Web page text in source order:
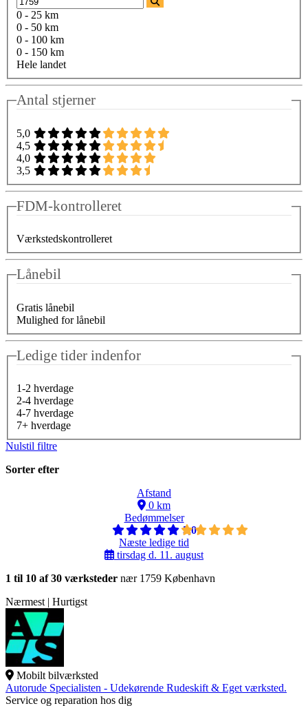
0 - 25 km
0 - 50 km
0 - 100 km
0 - 150 km
Hele landet
Antal stjerner
5,0
4,5
4,0
3,5
FDM-kontrolleret
Værkstedskontrolleret
Lånebil
Gratis lånebil
Mulighed for lånebil
Ledige tider indenfor
1-2 hverdage
2-4 hverdage
4-7 hverdage
7+ hverdage
Nulstil filtre
Sorter efter
Afstand
0 km
Bedømmelser
5,0
Næste ledige tid
tirsdag d. 11. august
1 til 10 af 30 værksteder nær 1759 København
Nærmest | Hurtigst
Mobilt bilværksted
Autorude Specialisten - Udekørende Rudeskift & Eget værksted.
Service og reparation hos dig